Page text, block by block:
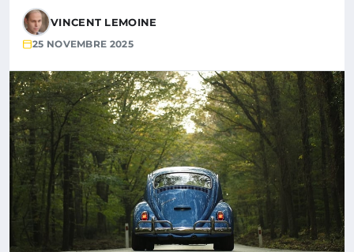
VINCENT LEMOINE
25 NOVEMBRE 2025